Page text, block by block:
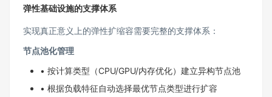
弹性基础设施的支撑体系
实现真正意义上的弹性扩缩容需要完整的支撑体系：
节点池化管理
• 按计算类型（CPU/GPU/内存优化）建立异构节点池
• 根据负载特征自动选择最优节点类型进行扩容